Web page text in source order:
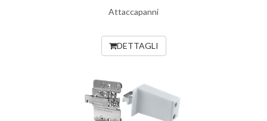
Attaccapanni
DETTAGLI